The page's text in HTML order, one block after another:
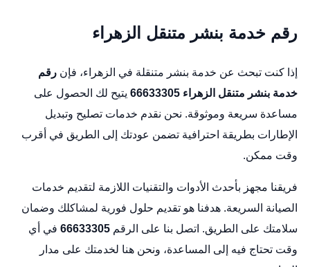
رقم خدمة بنشر متنقل الزهراء
إذا كنت تبحث عن خدمة بنشر متنقلة في الزهراء، فإن رقم
خدمة بنشر متنقل الزهراء 66633305يتيح لك الحصول على
مساعدة سريعة وموثوقة. نحن نقدم خدمات تصليح وتبديل
الإطارات بطريقة احترافية تضمن عودتك إلى الطريق في أقرب
وقت ممكن.
فريقنا مجهز بأحدث الأدوات والتقنيات اللازمة لتقديم خدمات
الصيانة السريعة. هدفنا هو تقديم حلول فورية لمشاكلك وضمان
سلامتك على الطريق. اتصل بنا على الرقم 66633305في أي
وقت تحتاج فيه إلى المساعدة، ونحن هنا لخدمتك على مدار